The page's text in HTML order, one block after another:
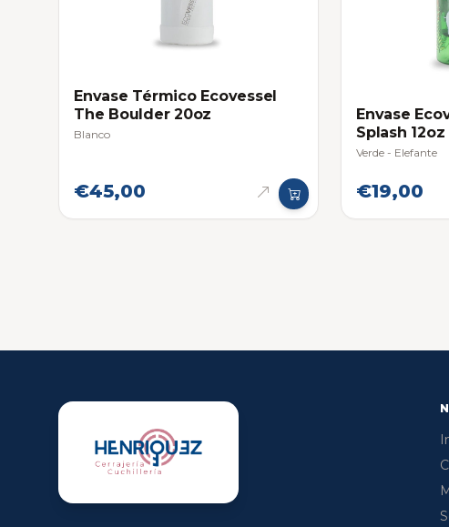
Envase Térmico Ecovessel
The Boulder 20oz
Blanco
€45,00
Envase
Splash
Verde - Elefante
€19,00